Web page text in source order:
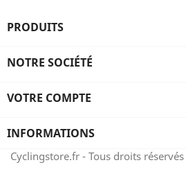
PRODUITS
NOTRE SOCIÉTÉ
VOTRE COMPTE
INFORMATIONS
Cyclingstore.fr - Tous droits réservés